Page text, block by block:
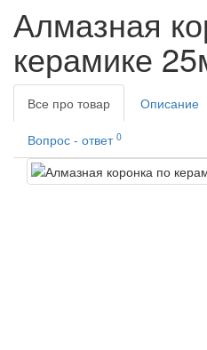
Алмазная
керамике
Все про товар Описание
Вопрос - ответ 0